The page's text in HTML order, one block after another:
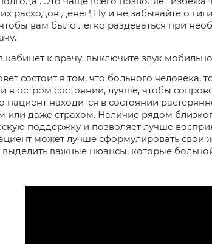
расходов денег! Ну и не забывайте о
вам было легко раздеваться при
кабинет к врачу, выключите звук
состоит в том, что больного человека,
в остром состоянии, лучше, чтобы
пациент находится в состоянии
или даже страхом. Наличие рядом
поддержку и позволяет лучше
может лучше сформулировать свои
выделить важные нюансы, которые